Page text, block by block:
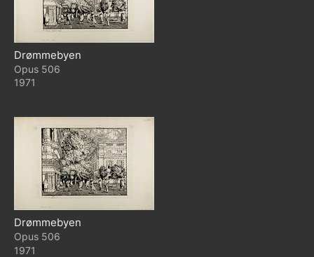
Drømmebyen
506
1971
Drømmebyen
506
1971